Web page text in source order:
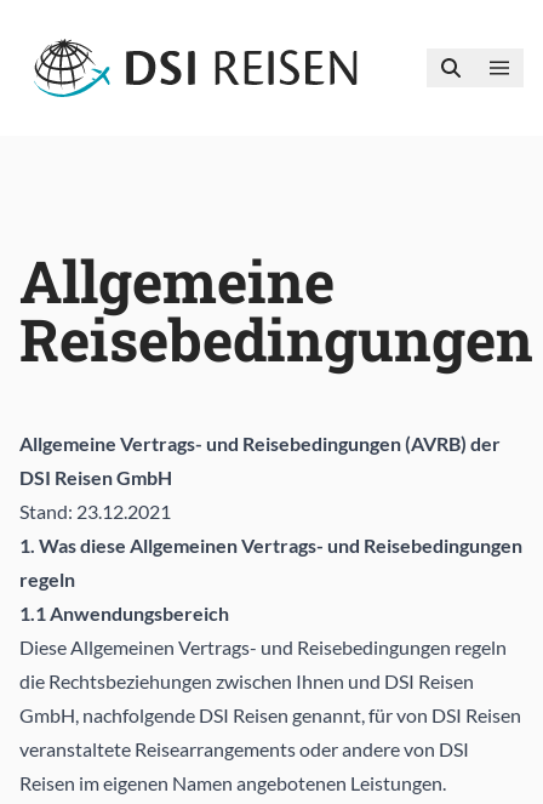
Allgemeine
Reisebedingungen
Allgemeine Vertrags- und Reisebedingungen (AVRB) der
DSI Reisen GmbH
Stand: 23.12.2021
1. Was diese Allgemeinen Vertrags- und Reisebedingungen
regeln
1.1 Anwendungsbereich
Diese Allgemeinen Vertrags- und Reisebedingungen regeln
die Rechtsbeziehungen zwischen Ihnen und DSI Reisen
GmbH, nachfolgende DSI Reisen genannt, für von DSI Reisen
veranstaltete Reisearrangements oder andere von DSI
Reisen im eigenen Namen angebotenen Leistungen.